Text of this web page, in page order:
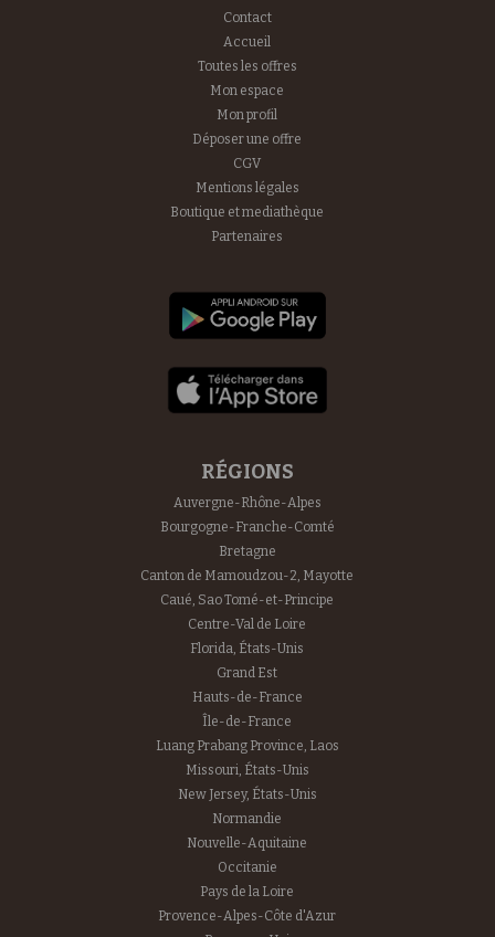
Contact
Accueil
Toutes les offres
Mon espace
Mon profil
Déposer une offre
CGV
Mentions légales
Boutique et mediathèque
Partenaires
RÉGIONS
Auvergne-Rhône-Alpes
Bourgogne-Franche-Comté
Bretagne
Canton de Mamoudzou-2, Mayotte
Caué, Sao Tomé-et-Principe
Centre-Val de Loire
Florida, États-Unis
Grand Est
Hauts-de-France
Île-de-France
Luang Prabang Province, Laos
Missouri, États-Unis
New Jersey, États-Unis
Normandie
Nouvelle-Aquitaine
Occitanie
Pays de la Loire
Provence-Alpes-Côte d'Azur